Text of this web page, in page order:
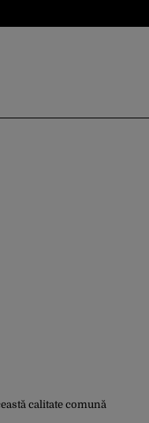
calitate comună